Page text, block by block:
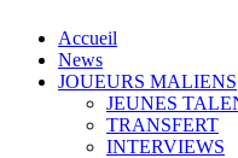
Accueil
News
JOUEURS MALIENS
JEUNES
TRANSFERT
INTERVIEWS